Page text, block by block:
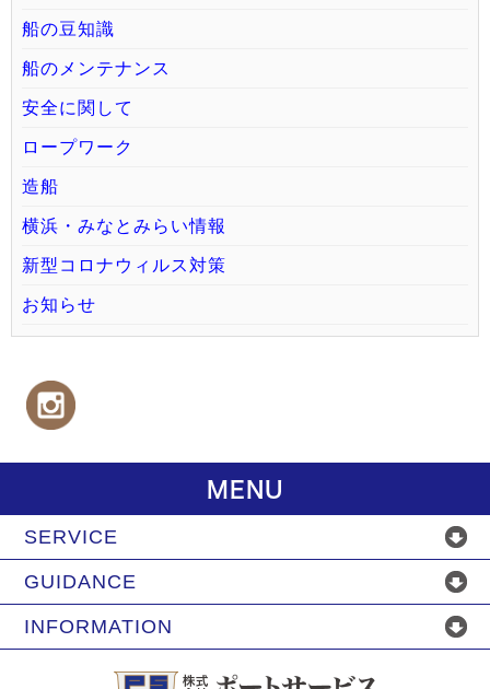
船の豆知識
船のメンテナンス
安全に関して
ロープワーク
造船
横浜・みなとみらい情報
新型コロナウィルス対策
お知らせ
MENU
SERVICE
GUIDANCE
INFORMATION